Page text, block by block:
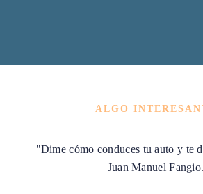
ALGO
"Dime cómo conduces tu auto y te
Juan Manuel Fangio.